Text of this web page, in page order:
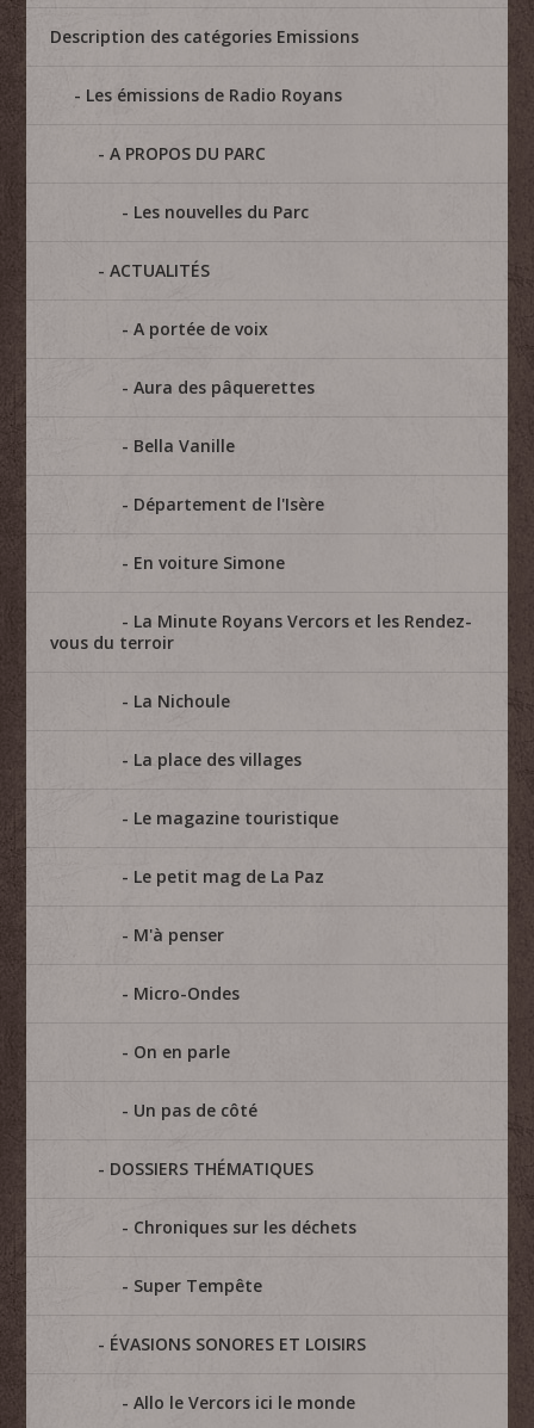
Description des catégories Emissions
Les émissions de Radio Royans
A PROPOS DU PARC
Les nouvelles du Parc
ACTUALITÉS
A portée de voix
Aura des pâquerettes
Bella Vanille
Département de l'Isère
En voiture Simone
La Minute Royans Vercors et les Rendez-
vous du terroir
La Nichoule
La place des villages
Le magazine touristique
Le petit mag de La Paz
M'à penser
Micro-Ondes
On en parle
Un pas de côté
DOSSIERS THÉMATIQUES
Chroniques sur les déchets
Super Tempête
ÉVASIONS SONORES ET LOISIRS
Allo le Vercors ici le monde